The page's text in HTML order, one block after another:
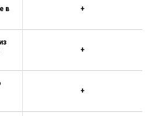
для
подголовника
с механизмом
подголовник
в
+
+
+